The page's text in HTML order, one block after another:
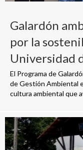
Galardón
por la
Universidad
El Programa de
de Gestión Ambiental
cultura ambiental que